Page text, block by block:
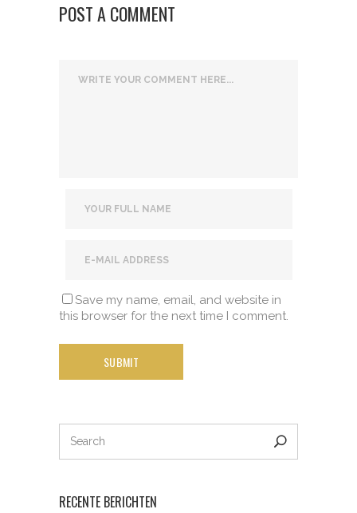
POST A COMMENT
Save my name, email, and website in
this browser for the next time I comment.
RECENTE BERICHTEN